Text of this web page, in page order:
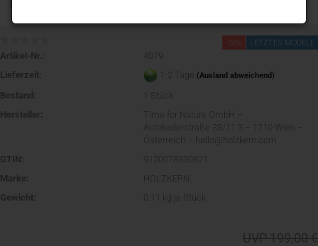
-20% LETZTES MODELL
Artikel-Nr.:
4079
Lieferzeit:
1-2 Tage (Ausland abweichend)
Bestand:
Stück
Hersteller:
Time for Nature GmbH –
Autokaderstraße 33/11.3 – 1210 Wien –
Österreich – hallo@holzkern.com
GTIN:
9120078330821
Marke:
HOLZKERN
Gewicht:
kg je Stück